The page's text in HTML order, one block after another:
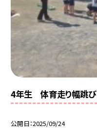
4年生 体育走り幅跳び
公開日 2025/09/24